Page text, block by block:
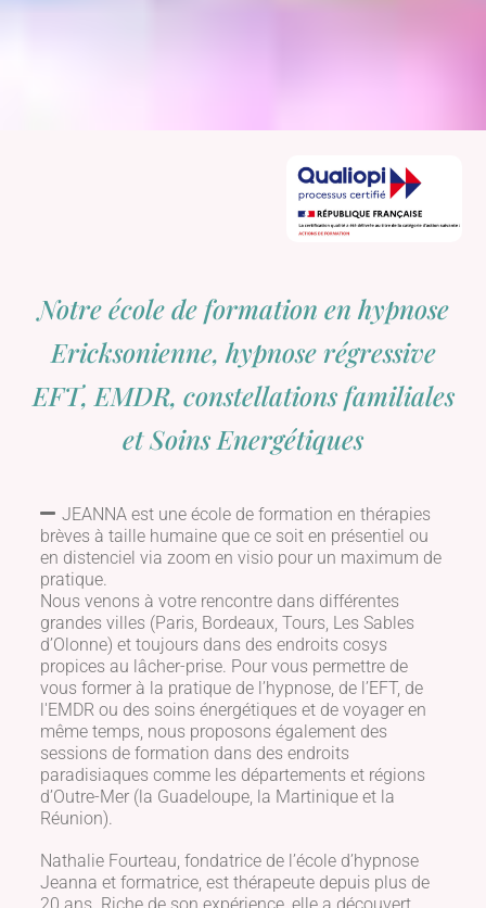
Notre école de formation en hypnose
Ericksonienne, hypnose régressive
EFT, EMDR, constellations familiales
et Soins Energétiques
JEANNA est une école de formation en thérapies
brèves à taille humaine que ce soit en présentiel ou
en distenciel via zoom en visio pour un maximum de
pratique.
Nous venons à votre rencontre dans différentes
grandes villes (Paris, Bordeaux, Tours, Les Sables
d’Olonne) et toujours dans des endroits cosys
propices au lâcher-prise. Pour vous permettre de
vous former à la pratique de l’hypnose, de l’EFT, de
l'EMDR ou des soins énergétiques et de voyager en
même temps, nous proposons également des
sessions de formation dans des endroits
paradisiaques comme les départements et régions
d’Outre-Mer (la Guadeloupe, la Martinique et la
Réunion).
Nathalie Fourteau, fondatrice de l’école d’hypnose
Jeanna et formatrice, est thérapeute depuis plus de